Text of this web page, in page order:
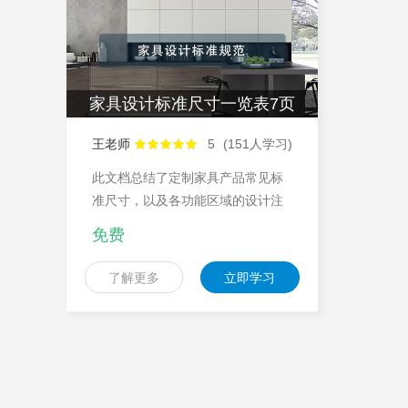
家具设计标准尺寸一览表7页
5 (151人学习)
王老师
此文档总结了定制家具产品常见标
准尺寸，以及各功能区域的设计注
免费
了解更多 立即学习